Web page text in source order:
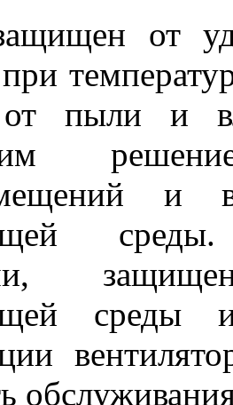
от
при
пыли и
и в
среды